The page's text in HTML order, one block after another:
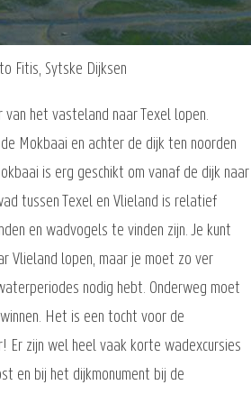
Fitis, Sytske Dijksen
het vasteland naar Texel lopen.
Mokbaai en achter de dijk ten noorden
is erg geschikt om vanaf de dijk naar
tussen Texel en Vlieland is relatief
en wadvogels te vinden zijn. Je kunt
Vlieland lopen, maar je moet zo ver
nodig hebt. Onderweg moet
Het is een tocht voor de
Er zijn wel heel vaak korte wadexcursies
en bij het dijkmonument bij de